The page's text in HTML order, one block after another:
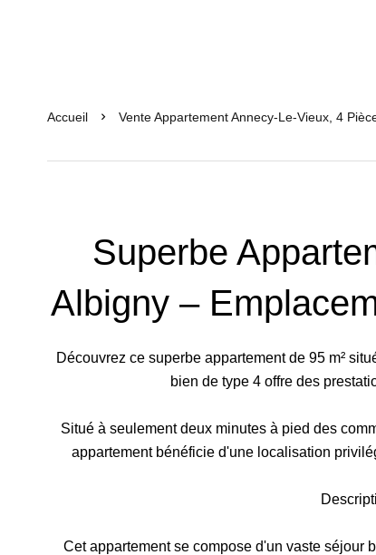
Accueil Vente Appartement Annecy-Le-Vieux, 4
Superbe
Albigny –
Découvrez ce superbe appartement de 95 m²
bien de type 4 offre des
Situé à seulement deux minutes à pied des
appartement bénéficie d'une localisation
Cet appartement se compose d'un vaste séjour